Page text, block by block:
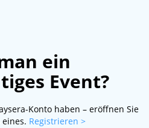
ein
Event?
Konto haben – eröffnen Sie
Registrieren >